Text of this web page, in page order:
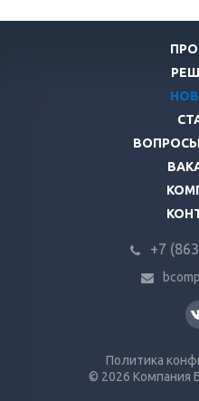
+7
Политика
© 2026 Компания